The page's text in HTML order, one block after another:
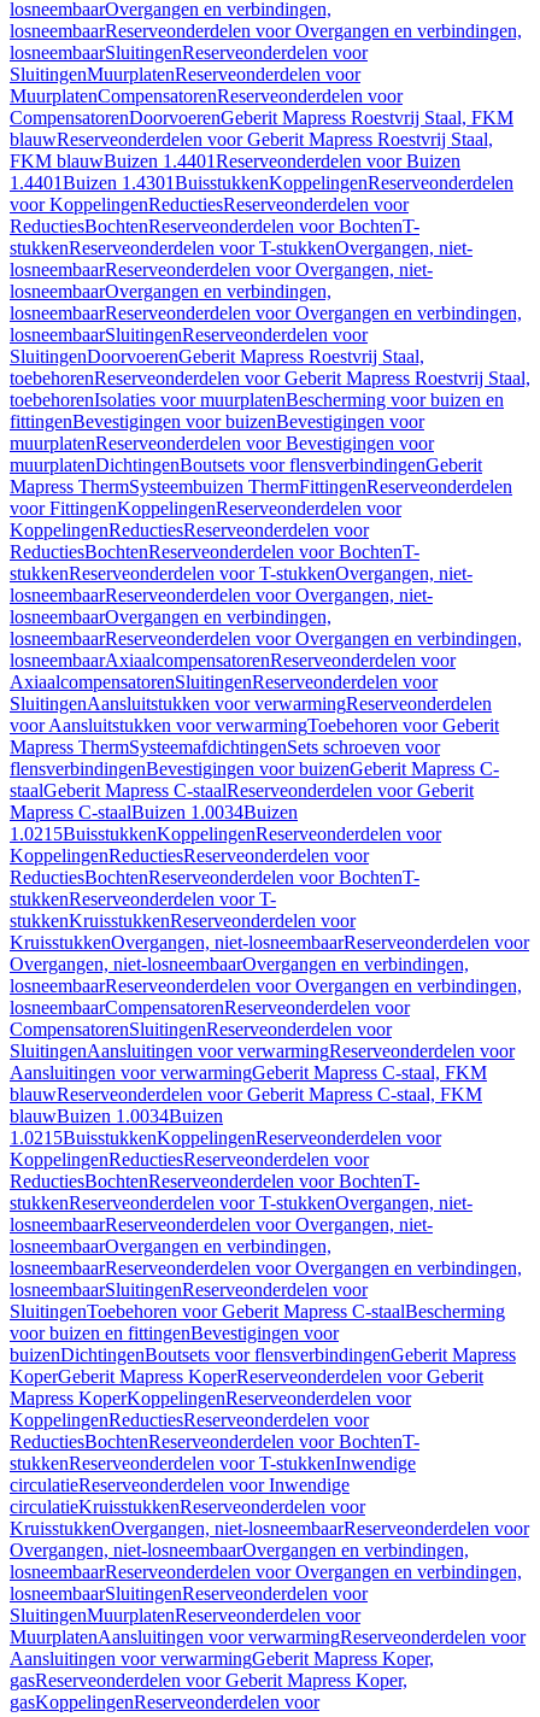
losneembaarOvergangen en verbindingen,
losneembaarReserveonderdelen voor Overgangen en verbindingen,
losneembaarSluitingenReserveonderdelen voor
SluitingenMuurplatenReserveonderdelen voor
MuurplatenCompensatorenReserveonderdelen voor
CompensatorenDoorvoerenGeberit Mapress Roestvrij Staal, FKM
blauwReserveonderdelen voor Geberit Mapress Roestvrij Staal,
FKM blauwBuizen 1.4401Reserveonderdelen voor Buizen
1.4401Buizen 1.4301BuisstukkenKoppelingenReserveonderdelen
voor KoppelingenReductiesReserveonderdelen voor
ReductiesBochtenReserveonderdelen voor BochtenT-
stukkenReserveonderdelen voor T-stukkenOvergangen, niet-
losneembaarReserveonderdelen voor Overgangen, niet-
losneembaarOvergangen en verbindingen,
losneembaarReserveonderdelen voor Overgangen en verbindingen,
losneembaarSluitingenReserveonderdelen voor
SluitingenDoorvoerenGeberit Mapress Roestvrij Staal,
toebehorenReserveonderdelen voor Geberit Mapress Roestvrij Staal,
toebehorenIsolaties voor muurplatenBescherming voor buizen en
fittingenBevestigingen voor buizenBevestigingen voor
muurplatenReserveonderdelen voor Bevestigingen voor
muurplatenDichtingenBoutsets voor flensverbindingenGeberit
Mapress ThermSysteembuizen ThermFittingenReserveonderdelen
voor FittingenKoppelingenReserveonderdelen voor
KoppelingenReductiesReserveonderdelen voor
ReductiesBochtenReserveonderdelen voor BochtenT-
stukkenReserveonderdelen voor T-stukkenOvergangen, niet-
losneembaarReserveonderdelen voor Overgangen, niet-
losneembaarOvergangen en verbindingen,
losneembaarReserveonderdelen voor Overgangen en verbindingen,
losneembaarAxiaalcompensatorenReserveonderdelen voor
AxiaalcompensatorenSluitingenReserveonderdelen voor
SluitingenAansluitstukken voor verwarmingReserveonderdelen
voor Aansluitstukken voor verwarmingToebehoren voor Geberit
Mapress ThermSysteemafdichtingenSets schroeven voor
flensverbindingenBevestigingen voor buizenGeberit Mapress C-
staalGeberit Mapress C-staalReserveonderdelen voor Geberit
Mapress C-staalBuizen 1.0034Buizen
1.0215BuisstukkenKoppelingenReserveonderdelen voor
KoppelingenReductiesReserveonderdelen voor
ReductiesBochtenReserveonderdelen voor BochtenT-
stukkenReserveonderdelen voor T-
stukkenKruisstukkenReserveonderdelen voor
KruisstukkenOvergangen, niet-losneembaarReserveonderdelen voor
Overgangen, niet-losneembaarOvergangen en verbindingen,
losneembaarReserveonderdelen voor Overgangen en verbindingen,
losneembaarCompensatorenReserveonderdelen voor
CompensatorenSluitingenReserveonderdelen voor
SluitingenAansluitingen voor verwarmingReserveonderdelen voor
Aansluitingen voor verwarmingGeberit Mapress C-staal, FKM
blauwReserveonderdelen voor Geberit Mapress C-staal, FKM
blauwBuizen 1.0034Buizen
1.0215BuisstukkenKoppelingenReserveonderdelen voor
KoppelingenReductiesReserveonderdelen voor
ReductiesBochtenReserveonderdelen voor BochtenT-
stukkenReserveonderdelen voor T-stukkenOvergangen, niet-
losneembaarReserveonderdelen voor Overgangen, niet-
losneembaarOvergangen en verbindingen,
losneembaarReserveonderdelen voor Overgangen en verbindingen,
losneembaarSluitingenReserveonderdelen voor
SluitingenToebehoren voor Geberit Mapress C-staalBescherming
voor buizen en fittingenBevestigingen voor
buizenDichtingenBoutsets voor flensverbindingenGeberit Mapress
KoperGeberit Mapress KoperReserveonderdelen voor Geberit
Mapress KoperKoppelingenReserveonderdelen voor
KoppelingenReductiesReserveonderdelen voor
ReductiesBochtenReserveonderdelen voor BochtenT-
stukkenReserveonderdelen voor T-stukkenInwendige
circulatieReserveonderdelen voor Inwendige
circulatieKruisstukkenReserveonderdelen voor
KruisstukkenOvergangen, niet-losneembaarReserveonderdelen voor
Overgangen, niet-losneembaarOvergangen en verbindingen,
losneembaarReserveonderdelen voor Overgangen en verbindingen,
losneembaarSluitingenReserveonderdelen voor
SluitingenMuurplatenReserveonderdelen voor
MuurplatenAansluitingen voor verwarmingReserveonderdelen voor
Aansluitingen voor verwarmingGeberit Mapress Koper,
gasReserveonderdelen voor Geberit Mapress Koper,
gasKoppelingenReserveonderdelen voor